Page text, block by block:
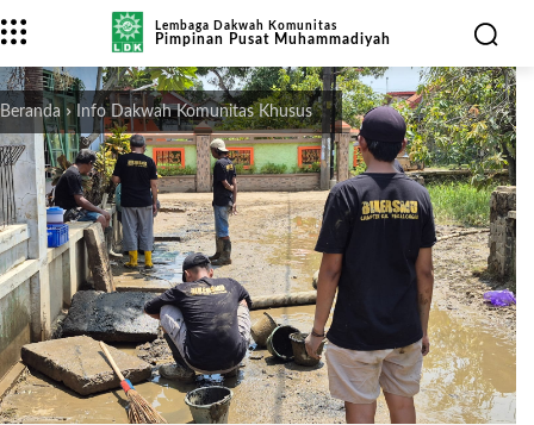
Lembaga Dakwah Komunitas
Pimpinan Pusat Muhammadiyah
Beranda Info Dakwah Komunitas Khusus